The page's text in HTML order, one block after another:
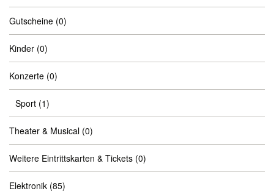
Gutscheine (0)
Kinder (0)
Konzerte (0)
Sport (1)
Theater & Musical (0)
Weitere Eintrittskarten & Tickets (0)
Elektronik (85)